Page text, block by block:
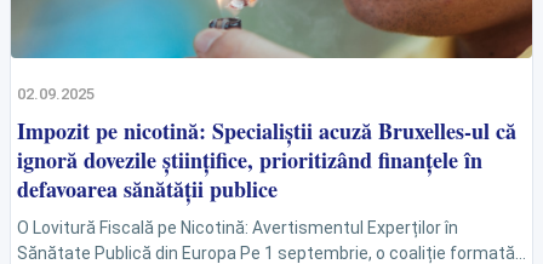
02.09.2025
Impozit pe nicotină: Specialiștii acuză Bruxelles-ul că
ignoră dovezile științifice, prioritizând finanțele în
defavoarea sănătății publice
O Lovitură Fiscală pe Nicotină: Avertismentul Experților în
Sănătate Publică din Europa Pe 1 septembrie, o coaliție formată